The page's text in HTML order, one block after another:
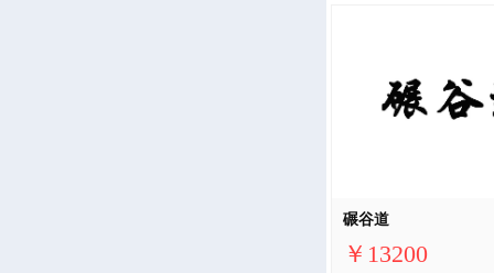
碾谷道
￥13200